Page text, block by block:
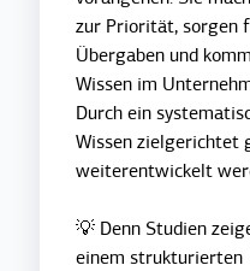
zur Priorität, sorgen
Übergaben und
Wissen im
Durch ein
Wissen zielgerichtet
weiterentwickelt
💡 Denn Studien
einem strukturierten